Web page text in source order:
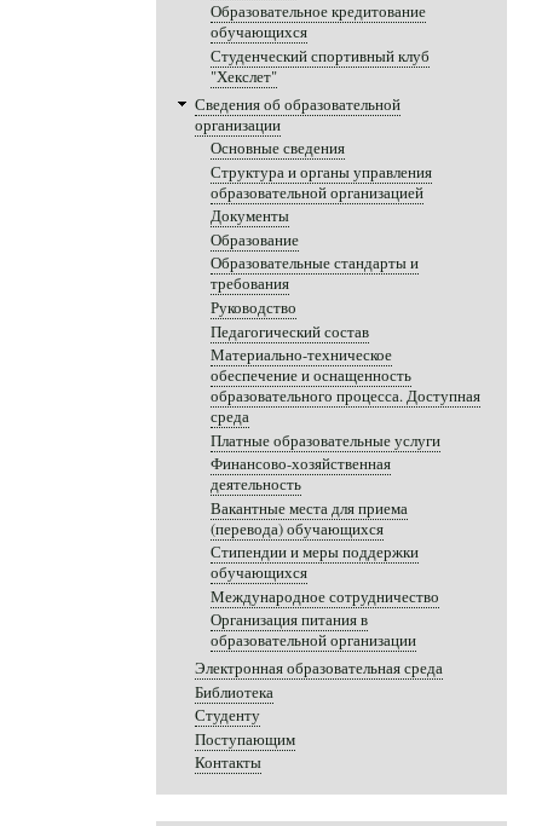
Образовательное кредитование
обучающихся
Студенческий спортивный клуб
"Хекслет"
Сведения об образовательной
организации
Основные сведения
Структура и органы управления
образовательной организацией
Документы
Образование
Образовательные стандарты и
требования
Руководство
Педагогический состав
Материально-техническое
обеспечение и оснащенность
образовательного процесса. Доступная
среда
Платные образовательные услуги
Финансово-хозяйственная
деятельность
Вакантные места для приема
(перевода) обучающихся
Стипендии и меры поддержки
обучающихся
Международное сотрудничество
Организация питания в
образовательной организации
Электронная образовательная среда
Библиотека
Студенту
Поступающим
Контакты